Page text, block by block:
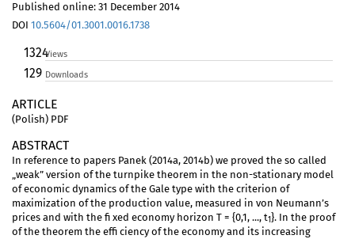
Published online: 31 December 2014
DOI 10.5604/01.3001.0016.1738
1324Views
129 Downloads
ARTICLE
(Polish) PDF
ABSTRACT
In reference to papers Panek (2014a, 2014b) we proved the so called
„weak” version of the turnpike theorem in the non-stationary model
of economic dynamics of the Gale type with the criterion of
maximization of the production value, measured in von Neumann’s
prices and with the fi xed economy horizon T = {0,1, ..., t1}. In the proof
of the theorem the effi ciency of the economy and its increasing